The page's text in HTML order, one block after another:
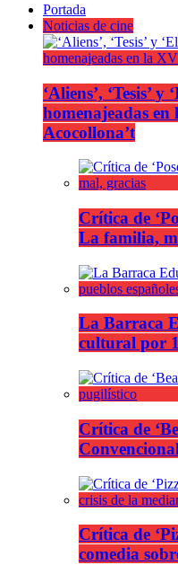
Portada
Noticias de cine
‘Aliens’, ‘Tesis’
homenajeadas
Acocollona’t
Crítica de
La familia,
La Barraca
cultural por
Crítica de
Crítica de
comedia